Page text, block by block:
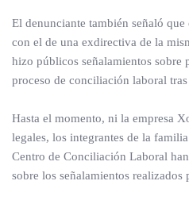
El denunciante también señaló
con el de una exdirectiva de la
hizo públicos señalamientos sobre
proceso de conciliación laboral
Hasta el momento, ni la empresa
legales, los integrantes de la
Centro de Conciliación Laboral
sobre los señalamientos realizados